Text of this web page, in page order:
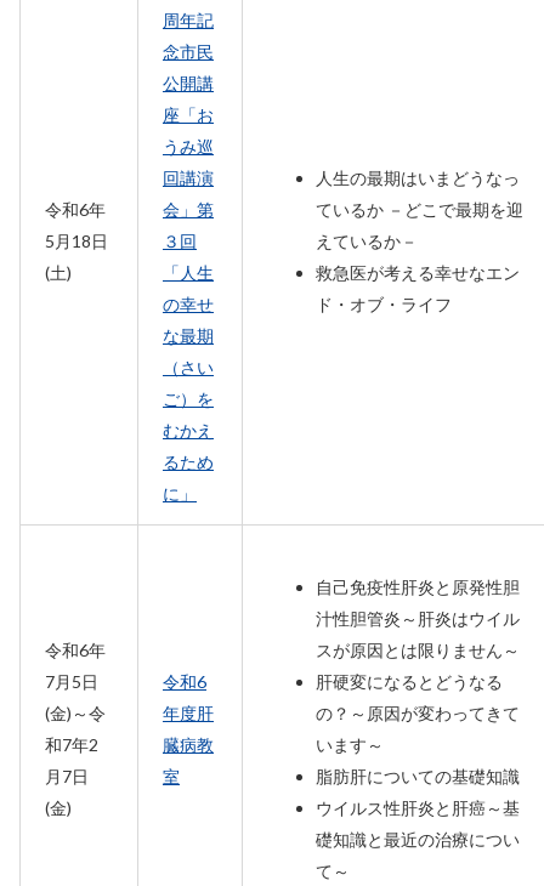
令和6年
5月18日
(土)
周年記
念市民
公開講
座「お
うみ巡
回講演
会」第
３回
「人生
の幸せ
な最期
（さい
ご）を
むかえ
るため
に」
人生の最期はいまどうなっ
ているか －どこで最期を迎
えているか－
救急医が考える幸せなエン
ド・オブ・ライフ
令和6年
7月5日
(金)～令
和7年2
月7日
(金)
令和6
年度肝
臓病教
室
自己免疫性肝炎と原発性胆
汁性胆管炎～肝炎はウイル
スが原因とは限りません～
肝硬変になるとどうなる
の？～原因が変わってきて
います～
脂肪肝についての基礎知識
ウイルス性肝炎と肝癌～基
礎知識と最近の治療につい
て～